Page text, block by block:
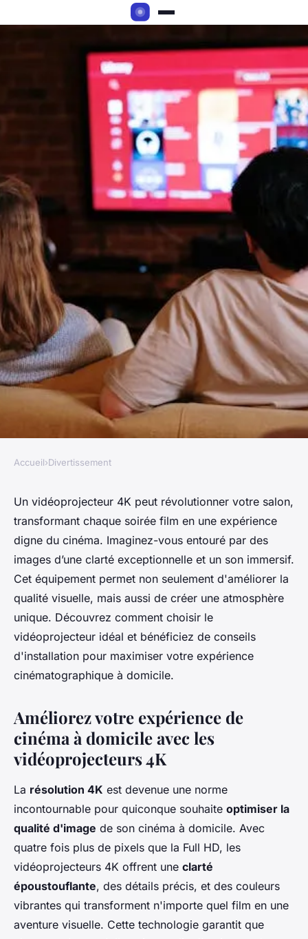
Vidéoprojecteurs 4k :
transformez votre salon en
cinéma
Louis•19 décembre 2024• 5 min de lecture
Accueil›Divertissement
Un vidéoprojecteur 4K peut révolutionner votre salon,
transformant chaque soirée film en une expérience
digne du cinéma. Imaginez-vous entouré par des
images d’une clarté exceptionnelle et un son immersif.
Cet équipement permet non seulement d'améliorer la
qualité visuelle, mais aussi de créer une atmosphère
unique. Découvrez comment choisir le
vidéoprojecteur idéal et bénéficiez de conseils
d'installation pour maximiser votre expérience
cinématographique à domicile.
Améliorez votre expérience de
cinéma à domicile avec les
vidéoprojecteurs 4K
La résolution 4K est devenue une norme
incontournable pour quiconque souhaite optimiser la
qualité d'image de son cinéma à domicile. Avec
quatre fois plus de pixels que la Full HD, les
vidéoprojecteurs 4K offrent une clarté
époustouflante, des détails précis, et des couleurs
vibrantes qui transforment n'importe quel film en une
aventure visuelle. Cette technologie garantit que